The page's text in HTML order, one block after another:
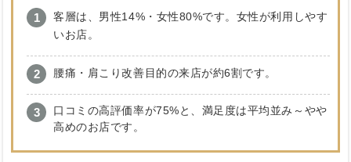
客層は、男性14%・女性80%です。女性が利用しやす
いお店。
腰痛・肩こり改善目的の来店が約6割です。
口コミの高評価率が75%と、満足度は平均並み～やや
高めのお店です。